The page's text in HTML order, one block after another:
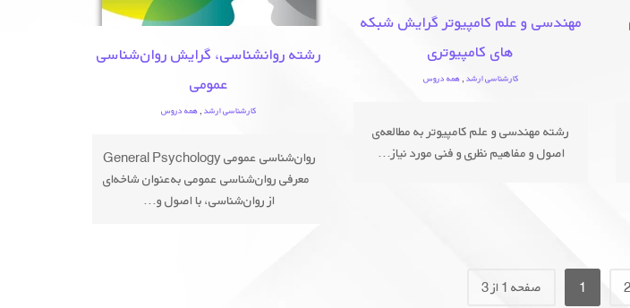
رشته روانشناسی، گرایش روان‌شناسی
عمومی
کارشناسی ارشد ,همه دروس
روان‌شناسی عمومی General Psychology
معرفی روان‌شناسی عمومی به‌عنوان شاخه‌ای
از روان‌شناسی، با اصول و...
مهندسی و علم کامپیوتر گرایش شبکه
های کامپیوتری
کارشناسی ارشد ,همه دروس
رشته مهندسی و علم کامپیوتر به مطالعه‌ی
اصول و مفاهیم نظری و فنی مورد نیاز...
صفحه 1 از 3 1 2